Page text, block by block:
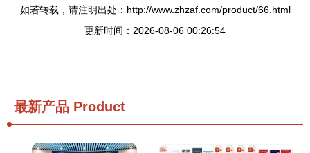
如若转载，请注明出处：http://www.zhzaf.com/product/66.html
更新时间：2026-08-06 00:26:54
最新产品 Product